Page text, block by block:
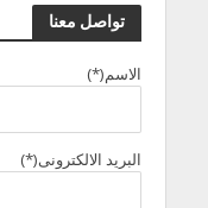
تواصل معنا
الاسم(*)
البريد الالكترونى(*)